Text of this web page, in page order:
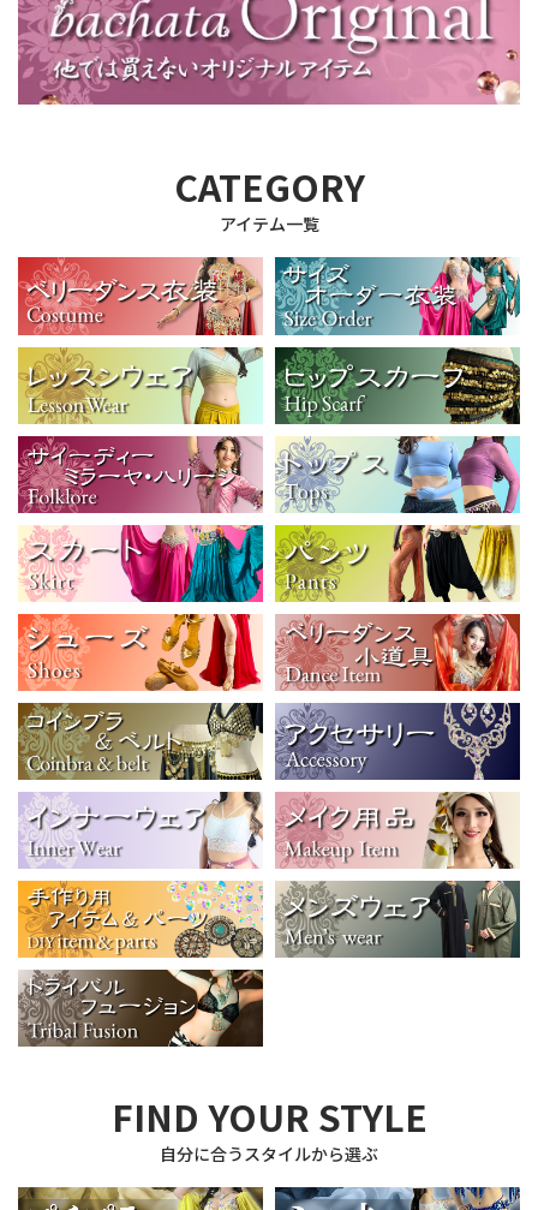
CATEGORY
アイテム一覧
FIND YOUR STYLE
自分に合うスタイルから選ぶ